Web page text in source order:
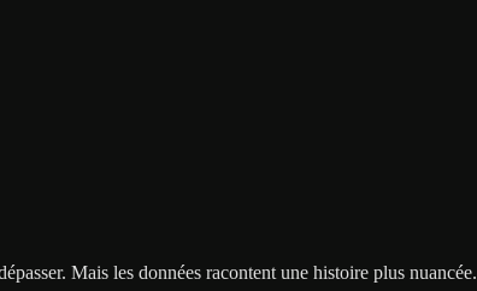
Mais les données racontent une histoire plus nuancée.